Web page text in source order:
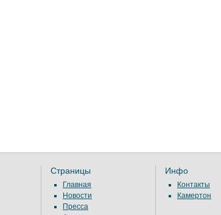
Страницы
Главная
Новости
Пресса
Инфо
Контакты
Камертон